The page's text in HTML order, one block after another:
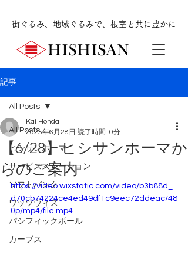
街ぐるみ、地域ぐるみで、根室と共に豊かに
記事
All Posts
ヒシサンホーマ
サービスステーション
ソフトバンク
ワッツウィズ
パシフィックボール
カーブス
All Posts
【6/28】ヒシサンホーマか
らのご案内
Kai Honda
2025年6月28日 読了時間: 0分
https://video.wixstatic.com/video/b3b88d_
d70cb74224ce4ed49df1c9eec72ddeac/48
0p/mp4/file.mp4